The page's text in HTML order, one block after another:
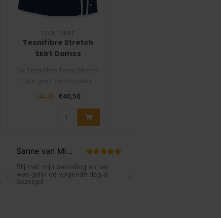
TECNIFIBRE
Tecnifibre Stretch
Skirt Dames
tennisrok een moderne
upgrad..
€44,99 €40,50